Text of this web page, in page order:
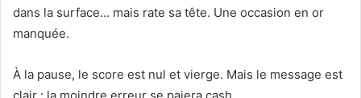
dans la surface… mais rate sa tête. Une occasion en or
manquée.
À la pause, le score est nul et vierge. Mais le message est